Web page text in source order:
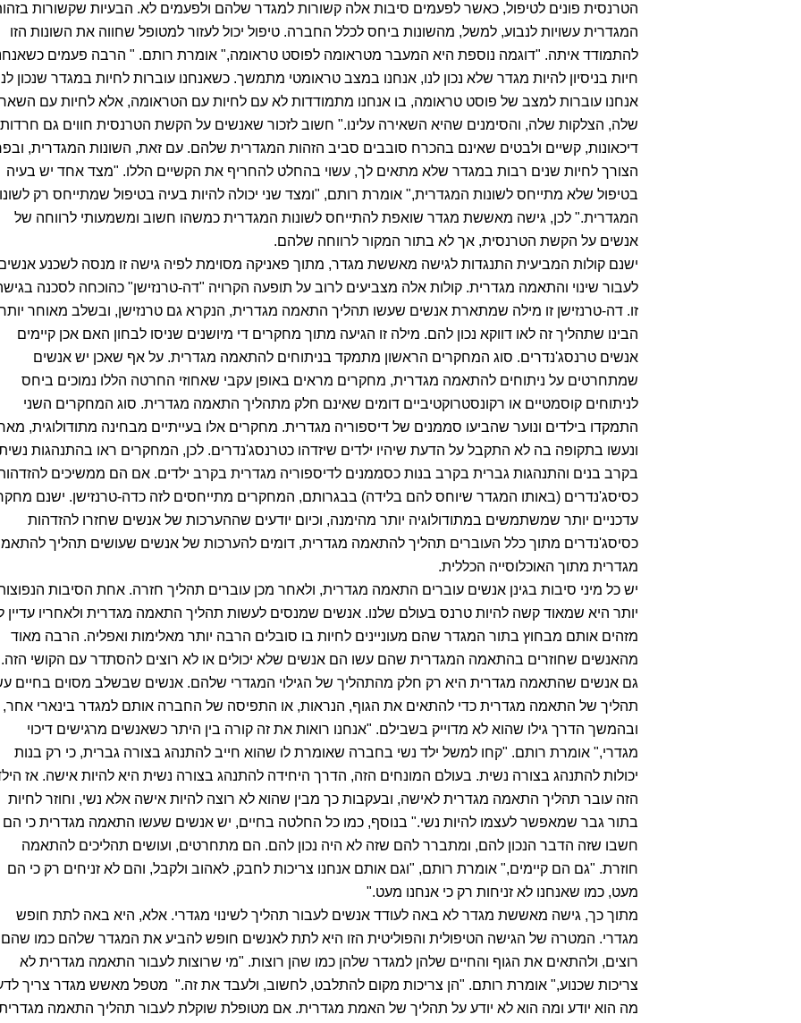
הטרנסית פונים לטיפול, כאשר לפעמים סיבות אלה קשורות למגדר שלהם ולפעמים לא. הבעיות שקשורות
המגדרית עשויות לנבוע, למשל, מהשונות ביחס לכלל החברה. טיפול יכול לעזור למטופל שחווה את השונות הזו
להתמודד איתה. "דוגמה נוספת היא המעבר מטראומה לפוסט טראומה," אומרת רותם. " הרבה פעמים
חיות בניסיון להיות מגדר שלא נכון לנו, אנחנו במצב טראומטי מתמשך. כשאנחנו עוברות לחיות במגדר שנכון
אנחנו עוברות למצב של פוסט טראומה, בו אנחנו מתמודדות לא עם לחיות עם הטראומה, אלא לחיות עם
שלה, הצלקות שלה, והסימנים שהיא השאירה עלינו." חשוב לזכור שאנשים על הקשת הטרנסית חווים גם
דיכאונות, קשיים ולבטים שאינם בהכרח סובבים סביב הזהות המגדרית שלהם. עם זאת, השונות המגדרית,
הצורך לחיות שנים רבות במגדר שלא מתאים לך, עשוי בהחלט להחריף את הקשיים הללו. "מצד אחד יש בעיה
בטיפול שלא מתייחס לשונות המגדרית," אומרת רותם, "ומצד שני יכולה להיות בעיה בטיפול שמתייחס רק
המגדרית." לכן, גישה מאששת מגדר שואפת להתייחס לשונות המגדרית כמשהו חשוב ומשמעותי לרווחה של
אנשים על הקשת הטרנסית, אך לא בתור המקור לרווחה שלהם.
ישנם קולות המביעית התנגדות לגישה מאששת מגדר, מתוך פאניקה מסוימת לפיה גישה זו מנסה לשכנע
לעבור שינוי והתאמה מגדרית. קולות אלה מצביעים לרוב על תופעה הקרויה "דה-טרנזישן" כהוכחה לסכנה
זו. דה-טרנזישן זו מילה שמתארת אנשים שעשו תהליך התאמה מגדרית, הנקרא גם טרנזישן, ובשלב מאוחר יותר
הבינו שתהליך זה לאו דווקא נכון להם. מילה זו הגיעה מתוך מחקרים די מיושנים שניסו לבחון האם אכן קיימים
אנשים טרנסג'נדרים. סוג המחקרים הראשון מתמקד בניתוחים להתאמה מגדרית. על אף שאכן יש אנשים
שמתחרטים על ניתוחים להתאמה מגדרית, מחקרים מראים באופן עקבי שאחוזי החרטה הללו נמוכים ביחס
לניתוחים קוסמטיים או רקונסטרוקטיביים דומים שאינם חלק מתהליך התאמה מגדרית. סוג המחקרים השני
התמקדו בילדים ונוער שהביעו סממנים של דיספוריה מגדרית. מחקרים אלו בעייתיים מבחינה מתודולוגית,
ונעשו בתקופה בה לא התקבל על הדעת שיהיו ילדים שיזדהו כטרנסג'נדרים. לכן, המחקרים ראו בהתנהגות
בקרב בנים והתנהגות גברית בקרב בנות כסממנים לדיספוריה מגדרית בקרב ילדים. אם הם ממשיכים
כסיסג'נדרים (באותו המגדר שיוחס להם בלידה) בבגרותם, המחקרים מתייחסים לזה כדה-טרנזישן. ישנם
עדכניים יותר שמשתמשים במתודולוגיה יותר מהימנה, וכיום יודעים שההערכות של אנשים שחזרו להזדהות
כסיסג'נדרים מתוך כלל העוברים תהליך להתאמה מגדרית, דומים להערכות של אנשים שעושים תהליך
מגדרית מתוך האוכלוסייה הכללית.
יש כל מיני סיבות בגינן אנשים עוברים התאמה מגדרית, ולאחר מכן עוברים תהליך חזרה. אחת הסיבות
יותר היא שמאוד קשה להיות טרנס בעולם שלנו. אנשים שמנסים לעשות תהליך התאמה מגדרית ולאחריו עדיין
מזהים אותם מבחוץ בתור המגדר שהם מעוניינים לחיות בו סובלים הרבה יותר מאלימות ואפליה. הרבה מאוד
מהאנשים שחוזרים בהתאמה המגדרית שהם עשו הם אנשים שלא יכולים או לא רוצים להסתדר עם הקושי
גם אנשים שהתאמה מגדרית היא רק חלק מהתהליך של הגילוי המגדרי שלהם. אנשים שבשלב מסוים בחיים
תהליך של התאמה מגדרית כדי להתאים את הגוף, הנראות, או התפיסה של החברה אותם למגדר בינארי אחר,
ובהמשך הדרך גילו שהוא לא מדוייק בשבילם. "אנחנו רואות את זה קורה בין היתר כשאנשים מרגישים דיכוי
מגדרי," אומרת רותם. "קחו למשל ילד נשי בחברה שאומרת לו שהוא חייב להתנהג בצורה גברית, כי רק בנות
יכולות להתנהג בצורה נשית. בעולם המונחים הזה, הדרך היחידה להתנהג בצורה נשית היא להיות אישה. אז
הזה עובר תהליך התאמה מגדרית לאישה, ובעקבות כך מבין שהוא לא רוצה להיות אישה אלא נשי, וחוזר לחיות
בתור גבר שמאפשר לעצמו להיות נשי." בנוסף, כמו כל החלטה בחיים, יש אנשים שעשו התאמה מגדרית כי הם
חשבו שזה הדבר הנכון להם, ומתברר להם שזה לא היה נכון להם. הם מתחרטים, ועושים תהליכים להתאמה
חוזרת. "גם הם קיימים," אומרת רותם, "וגם אותם אנחנו צריכות לחבק, לאהוב ולקבל, והם לא זניחים רק כי הם
מעט, כמו שאנחנו לא זניחות רק כי אנחנו מעט."
מתוך כך, גישה מאששת מגדר לא באה לעודד אנשים לעבור תהליך לשינוי מגדרי. אלא, היא באה לתת חופש
מגדרי. המטרה של הגישה הטיפולית והפוליטית הזו היא לתת לאנשים חופש להביע את המגדר שלהם כמו שהם
רוצים, ולהתאים את הגוף והחיים שלהן למגדר שלהן כמו שהן רוצות. "מי שרוצות לעבור התאמה מגדרית לא
צריכות שכנוע," אומרת רותם. "הן צריכות מקום להתלבט, לחשוב, ולעבד את זה." מטפל מאשש מגדר צריך
מה הוא יודע ומה הוא לא יודע על תהליך של האמת מגדרית. אם מטופלת שוקלת לעבור תהליך התאמה